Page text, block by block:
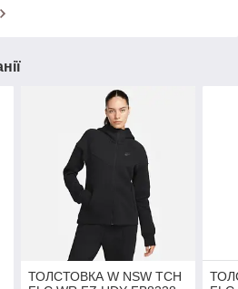
ТОЛСТОВКА W NSW TCH